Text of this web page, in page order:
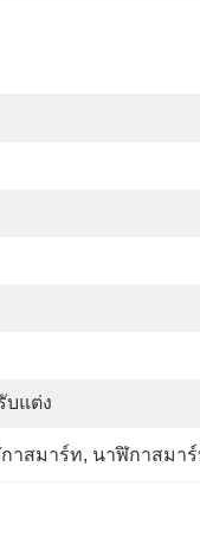
บแต่ง
กาสมาร์ท, นาฬิกาสมาร์